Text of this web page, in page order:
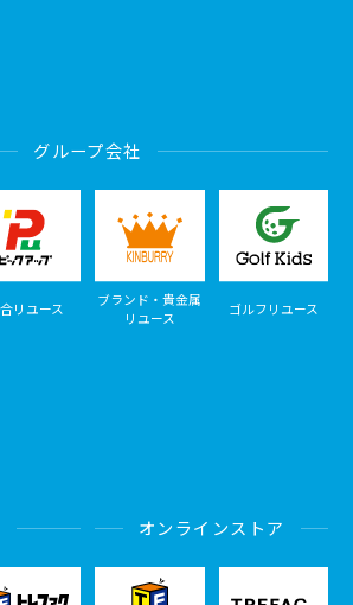
グループ会社
リユース
ブランド・貴金属
リユース
ゴルフリユース
オンラインストア